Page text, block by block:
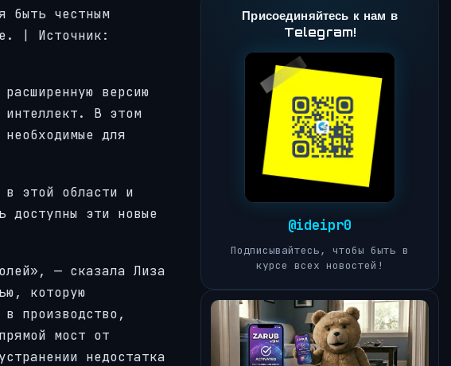
быть честным
| Источник:
версию
интеллект. В этом
для
в этой области и
доступны эти новые
— сказала Лиза
которую
производство,
мост от
недостатка
Присоединяйтесь к нам в
Telegram!
@ideipr0
Подписывайтесь, чтобы быть в
курсе всех новостей!